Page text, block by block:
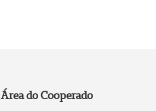
Área do Cooperado